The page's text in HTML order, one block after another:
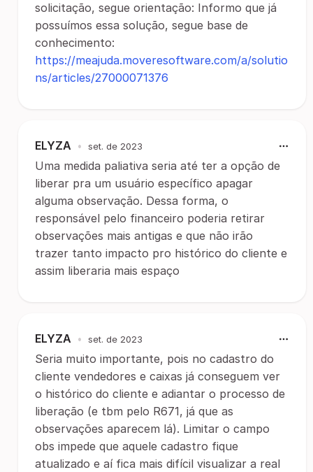
solicitação, segue orientação: Informo que já
possuímos essa solução, segue base de
conhecimento:
https://meajuda.moveresoftware.com/a/solutio
ns/articles/27000071376
ELYZA • set. de 2023
Uma medida paliativa seria até ter a opção de
liberar pra um usuário específico apagar
alguma observação. Dessa forma, o
responsável pelo financeiro poderia retirar
observações mais antigas e que não irão
trazer tanto impacto pro histórico do cliente e
assim liberaria mais espaço
ELYZA • set. de 2023
Seria muito importante, pois no cadastro do
cliente vendedores e caixas já conseguem ver
o histórico do cliente e adiantar o processo de
liberação (e tbm pelo R671, já que as
observações aparecem lá). Limitar o campo
obs impede que aquele cadastro fique
atualizado e aí fica mais difícil visualizar a real